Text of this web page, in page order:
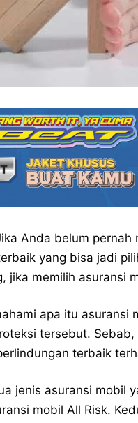
Anda belum pernah
yang bisa jadi
jika memilih asuransi
apa itu asuransi
tersebut.
terbaik
jenis asuransi mobil
mobil All Risk.